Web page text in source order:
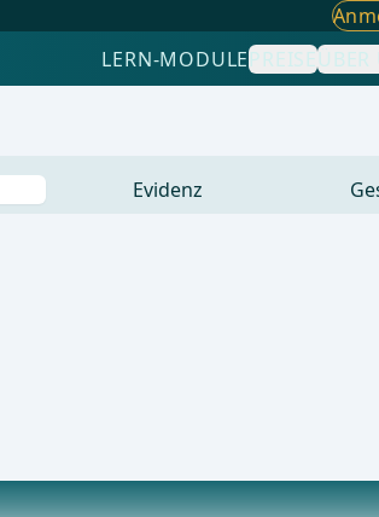
LERN-MODULEPREISEÜBER
Evidenz